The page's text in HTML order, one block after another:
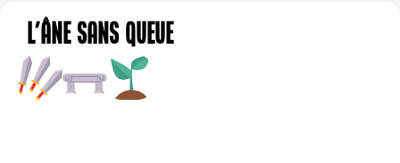
L'âne sans queue